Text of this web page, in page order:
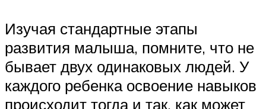
Изучая стандартные этапы
развития малыша, помните, что не
бывает двух одинаковых людей. У
каждого ребенка освоение навыков
происходит тогда и так, как может